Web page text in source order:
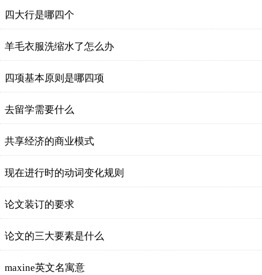
四大行是哪四个
羊毛衣服洗缩水了怎么办
四项基本原则是哪四项
去留学需要什么
共享经济的商业模式
现在进行时的动词变化规则
论文装订的要求
论文的三大要素是什么
maxine英文名寓意